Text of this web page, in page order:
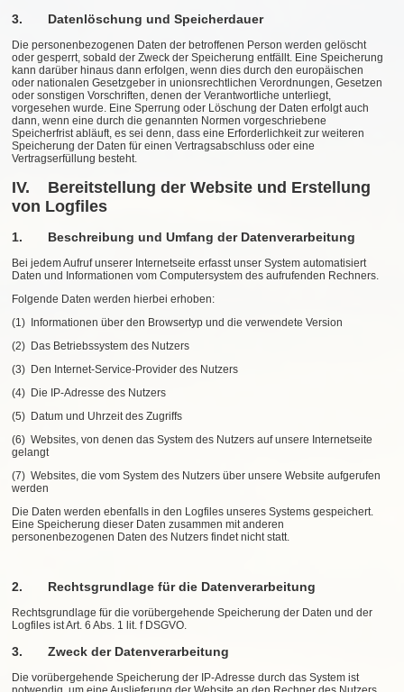
3. Datenlöschung und Speicherdauer
Die personenbezogenen Daten der betroffenen Person werden gelöscht
oder gesperrt, sobald der Zweck der Speicherung entfällt. Eine Speicherung
kann darüber hinaus dann erfolgen, wenn dies durch den europäischen
oder nationalen Gesetzgeber in unionsrechtlichen Verordnungen, Gesetzen
oder sonstigen Vorschriften, denen der Verantwortliche unterliegt,
vorgesehen wurde. Eine Sperrung oder Löschung der Daten erfolgt auch
dann, wenn eine durch die genannten Normen vorgeschriebene
Speicherfrist abläuft, es sei denn, dass eine Erforderlichkeit zur weiteren
Speicherung der Daten für einen Vertragsabschluss oder eine
Vertragserfüllung besteht.
IV. Bereitstellung der Website und Erstellung
von Logfiles
1. Beschreibung und Umfang der Datenverarbeitung
Bei jedem Aufruf unserer Internetseite erfasst unser System automatisiert
Daten und Informationen vom Computersystem des aufrufenden Rechners.
Folgende Daten werden hierbei erhoben:
(1) Informationen über den Browsertyp und die verwendete Version
(2) Das Betriebssystem des Nutzers
(3) Den Internet-Service-Provider des Nutzers
(4) Die IP-Adresse des Nutzers
(5) Datum und Uhrzeit des Zugriffs
(6) Websites, von denen das System des Nutzers auf unsere Internetseite
gelangt
(7) Websites, die vom System des Nutzers über unsere Website aufgerufen
werden
Die Daten werden ebenfalls in den Logfiles unseres Systems gespeichert.
Eine Speicherung dieser Daten zusammen mit anderen
personenbezogenen Daten des Nutzers findet nicht statt.
2. Rechtsgrundlage für die Datenverarbeitung
Rechtsgrundlage für die vorübergehende Speicherung der Daten und der
Logfiles ist Art. 6 Abs. 1 lit. f DSGVO.
3. Zweck der Datenverarbeitung
Die vorübergehende Speicherung der IP-Adresse durch das System ist